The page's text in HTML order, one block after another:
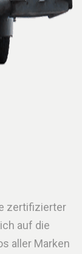
zertifizierter
auf die
aller Marken